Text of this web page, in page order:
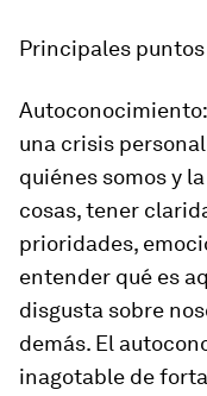
Principales
una crisis
quiénes somos y
cosas, tener
prioridades,
entender qué es
disgusta sobre
demás. El
inagotable de